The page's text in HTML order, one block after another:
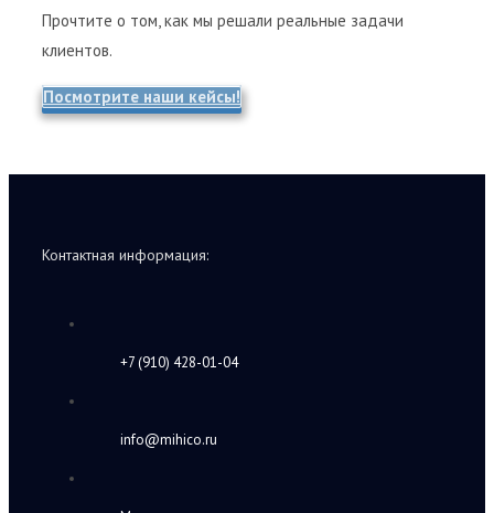
Прочтите о том, как мы решали реальные задачи
клиентов.
Посмотрите наши кейсы!
Контактная информация:
+7 (910) 428-01-04
info@mihico.ru